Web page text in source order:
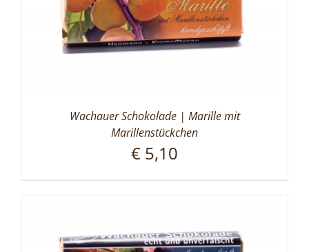
Wachauer Schokolade | Marille mit
Marillenstückchen
€ 5,10